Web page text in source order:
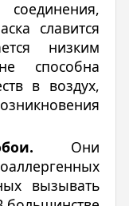
славится
низким
способна
в воздух,
Они
вызывать